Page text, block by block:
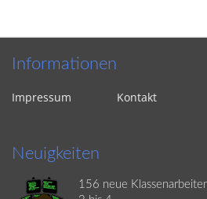
Informationen
Impressum Kontakt
Neuigkeiten
156 neue